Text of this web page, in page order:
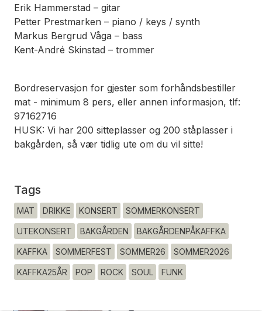
Erik Hammerstad – gitar
Petter Prestmarken – piano / keys / synth
Markus Bergrud Våga – bass
Kent-André Skinstad – trommer
Bordreservasjon for gjester som forhåndsbestiller
mat - minimum 8 pers, eller annen informasjon, tlf:
97162716
HUSK: Vi har 200 sitteplasser og 200 ståplasser i
bakgården, så vær tidlig ute om du vil sitte!
Tags
MAT DRIKKE KONSERT SOMMERKONSERT
UTEKONSERT BAKGÅRDEN BAKGÅRDENPÅKAFFKA
KAFFKA SOMMERFEST SOMMER26 SOMMER2026
KAFFKA25ÅR POP ROCK SOUL FUNK